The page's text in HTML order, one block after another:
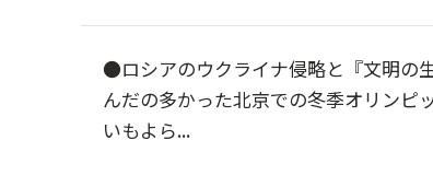
●ロシアのウクライナ侵略と『文明の
んだの多かった北京での冬季オリンピ
いもよら...